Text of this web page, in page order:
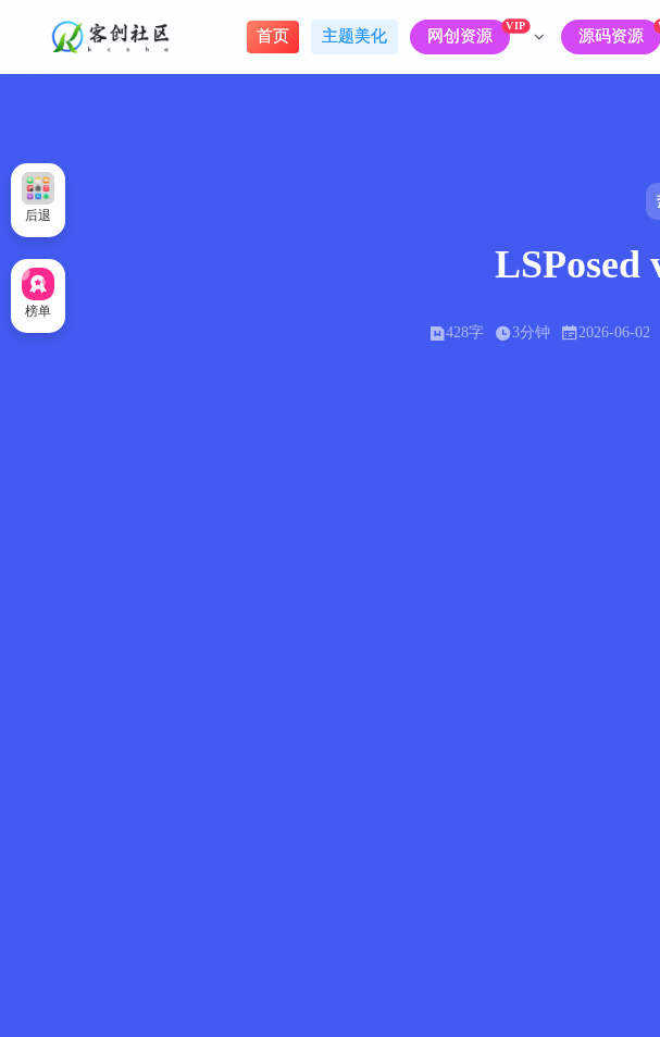
LSPosed
428字 3分钟 2026-06-02
首页 主题美化 网创资源
VIP
源码资源
后退
榜单